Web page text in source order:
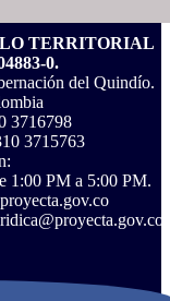
TERRITORIAL
0.
del Quindío.
3716798
3715763‬
1:00 PM a 5:00 PM.